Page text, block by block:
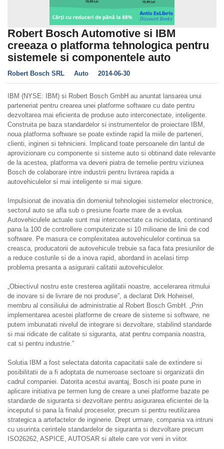
Robert Bosch Automotive si IBM
creeaza o platforma tehnologica pentru
sistemele si componentele auto
Robert Bosch SRL Auto 2014-06-30
IBM (NYSE: IBM) si Robert Bosch GmbH au anuntat lansarea unui
parteneriat pentru crearea unei platforme software cu date pentru
dezvoltarea mai eficienta de produse auto interconectate, inteligente.
Construita pe baza standardelor si instrumentelor de proiectare IBM,
noua platforma software se poate extinde rapid la miile de parteneri,
clienti, ingineri si tehnicieni. Implicand toate persoanele din lantul de
aprovizionare cu componente si sisteme auto si obtinand date relevante
de la acestea, platforma va deveni piatra de temelie pentru viziunea
Bosch de colaborare intre industrii pentru livrarea rapida a
autovehiculelor si mai inteligente si mai sigure.
Impulsionat de inovatia din domeniul tehnologiei sistemelor electronice,
sectorul auto se afla sub o presiune foarte mare de a evolua.
Autovehiculele actuale sunt mai interconectate ca niciodata, continand
pana la 100 de controllere computerizate si 10 milioane de linii de cod
software. Pe masura ce complexitatea autovehiculelor continua sa
creasca, producatorii de autovehicule trebuie sa faca fata presiunilor de
a reduce costurile si de a inova rapid, abordand in acelasi timp
problema presanta a asigurarii calitatii autovehiculelor.
„Obiectivul nostru este cresterea agilitatii noastre, accelerarea ritmului
de inovare si de livrare de noi produse”, a declarat Dirk Hoheisel,
membru al consiliului de administratie al Robert Bosch GmbH. „Prin
implementarea acestei platforme de creare de sisteme si software, ne
putem imbunatati nivelul de integrare si dezvoltare, stabilind standarde
si mai ridicate de calitate si siguranta, atat pentru compania noastra,
cat si pentru industrie.”
Solutia IBM a fost selectata datorita capacitatii sale de extindere si
posibilitatii de a fi adoptata de numeroase sectoare si organizatii din
cadrul companiei. Datorita acestui avantaj, Bosch isi poate pune in
aplicare initiativa pe termen lung de creare a unei platforme bazate pe
standarde de siguranta si dezvoltare pentru asigurarea eficientei de la
inceputul si pana la finalul proceselor, precum si pentru reutilizarea
strategica a artefactelor de inginerie. Drept urmare, compania va intruni
cu usurinta cerintele standardelor de siguranta si dezvoltare precum
ISO26262, ASPICE, AUTOSAR si altele care vor veni in viitor.